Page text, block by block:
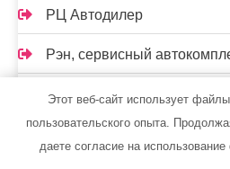
РЦ Автодилер
Рэн, сервисный
С легким паром, сауна
Самарская стекольная
Этот веб-сайт использует
пользовательского опыта.
даете согласие на